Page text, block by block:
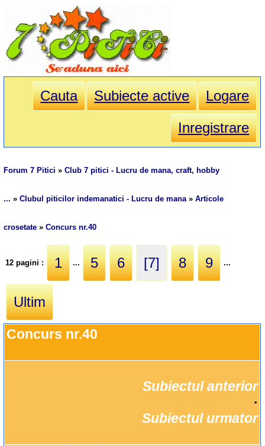
Cauta Subiecte active
Logare
Inregistrare
Forum 7 Pitici »Club 7 pitici - Lucru de mana, craft, hobby
... »Clubul piticilor indemanatici - Lucru de mana»Articole
crosetate »Concurs nr.40
12 pagini : 1 ... 5 6 [7] 8 9 ...
Ultim
Concurs nr.40
Subiectul anterior
Subiectul urmator